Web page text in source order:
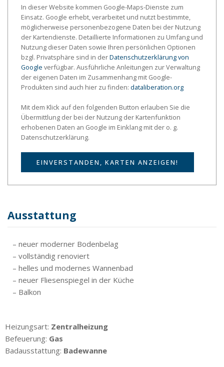
In dieser Website kommen Google-Maps-Dienste zum
Einsatz. Google erhebt, verarbeitet und nutzt bestimmte,
möglicherweise personenbezogene Daten bei der Nutzung
der Kartendienste. Detaillierte Informationen zu Umfang und
Nutzung dieser Daten sowie Ihren persönlichen Optionen
bzgl. Privatsphäre sind in derDatenschutzerklärung von
Google verfügbar. Ausführliche Anleitungen zur Verwaltung
der eigenen Daten im Zusammenhang mit Google-
Produkten sind auch hier zu finden: dataliberation.org
Mit dem Klick auf den folgenden Button erlauben Sie die
Übermittlung der bei der Nutzung der Kartenfunktion
erhobenen Daten an Google im Einklang mit der o. g.
Datenschutzerklärung.
EINVERSTANDEN, KARTEN ANZEIGEN!
Ausstattung
– neuer moderner Bodenbelag
– vollständig renoviert
– helles und modernes Wannenbad
– neuer Fliesenspiegel in der Küche
– Balkon
Heizungsart: Zentralheizung
Befeuerung: Gas
Badausstattung: Badewanne